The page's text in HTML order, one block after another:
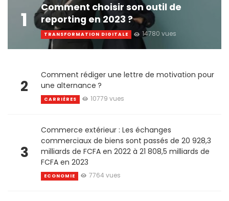
1
Comment choisir son outil de
reporting en 2023 ?
TRANSFORMATION DIGITALE 14780 vues
2
Comment rédiger une lettre de motivation pour
une alternance ?
CARRIÈRES 10779 vues
3
Commerce extérieur : Les échanges
commerciaux de biens sont passés de 20 928,3
milliards de FCFA en 2022 à 21 808,5 milliards de
FCFA en 2023
ECONOMIE 7764 vues